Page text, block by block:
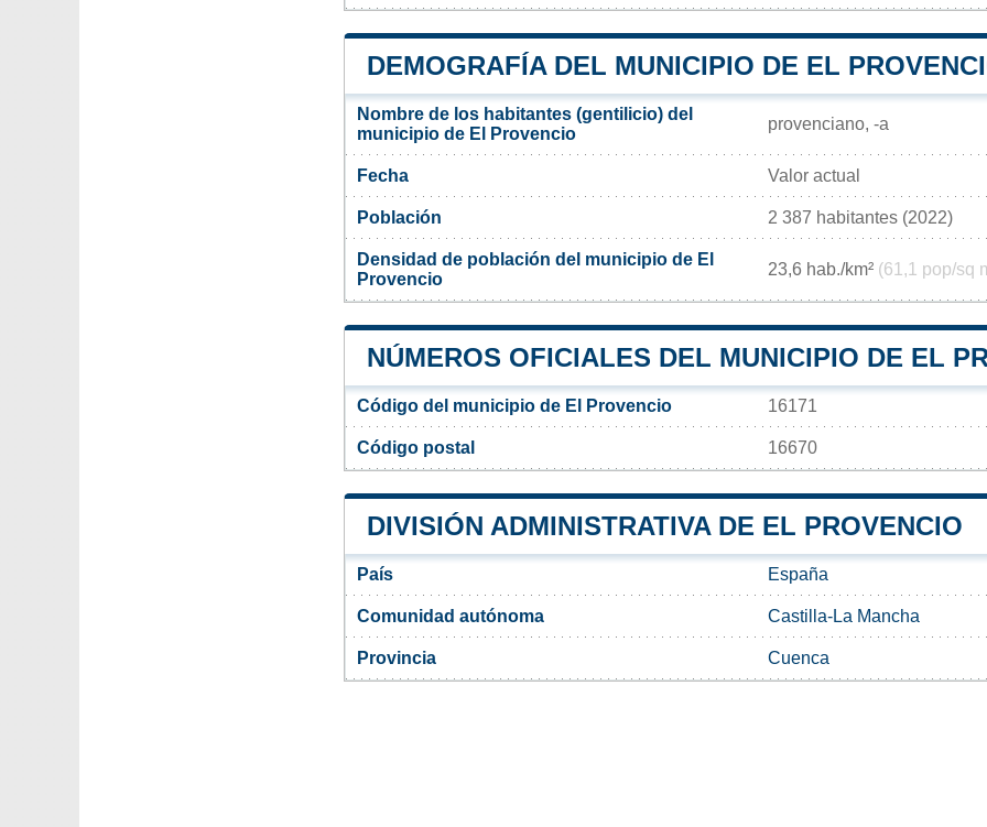
DEMOGRAFÍA DEL MUNICIPIO DE EL
Nombre de los habitantes (gentilicio) del
municipio de El Provencio
provenciano, -a
Fecha Valor actual
Población 2 387 habitantes (2022)
Densidad de población del municipio de El
Provencio
23,6 hab./km² (61,1 pop/sq
NÚMEROS OFICIALES DEL MUNICIPIO DE EL
Código del municipio de El Provencio 16171
Código postal 16670
DIVISIÓN ADMINISTRATIVA DE EL PROVENCIO
País España
Comunidad autónoma Castilla-La Mancha
Provincia Cuenca